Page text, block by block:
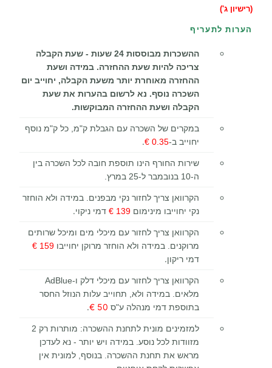
(רישיון ג')
הערות לתעריף
ההשכרות מבוססות 24 שעות - שעת הקבלה
צריכה להיות שעת ההחזרה. במידה ושעת
ההחזרה מאוחרת יותר משעת הקבלה, יחוייב יום
השכרה נוסף. נא לרשום בהערות את שעת
הקבלה ושעת ההחזרה המבוקשות.
במקרים של השכרה עם הגבלת ק"מ, כל ק"מ נוסף
יחוייב ב-0.35 €
.
שירות החורף הינו תוספת חובה לכל השכרה בין
ה-10 בנובמבר ל-25 במרץ.
הקרוואן צריך לחזור נקי מבפנים. במידה ולא הוחזר
נקי יחוייבו מינימום 139 € דמי ניקוי.
הקרוואן צריך לחזור עם מיכלי מים ומיכל שרותים
מרוקנים. במידה ולא הוחזר מרוקן יחוייבו 159 €
דמי ריקון.
הקרוואן צריך לחזור עם מיכלי דלק ו-AdBlue
מלאים. במידה ולא, תחוייב עלות הנוזל החסר
בתוספת דמי מנהלה ע"ס 50 €
.
למזמינים מונית לתחנת ההשכרה: מותרות רק 2
מזוודות לכל נוסע. במידה ויש יותר - נא לעדכן
מראש את תחנת ההשכרה. בנוסף, למונית אין